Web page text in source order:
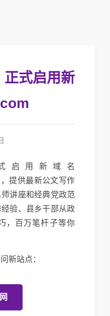
正式启用新
用新域名
，提供最新公文写作
讲座和经典党政范
验、县乡干部从政
，百万笔杆子等你
站点：